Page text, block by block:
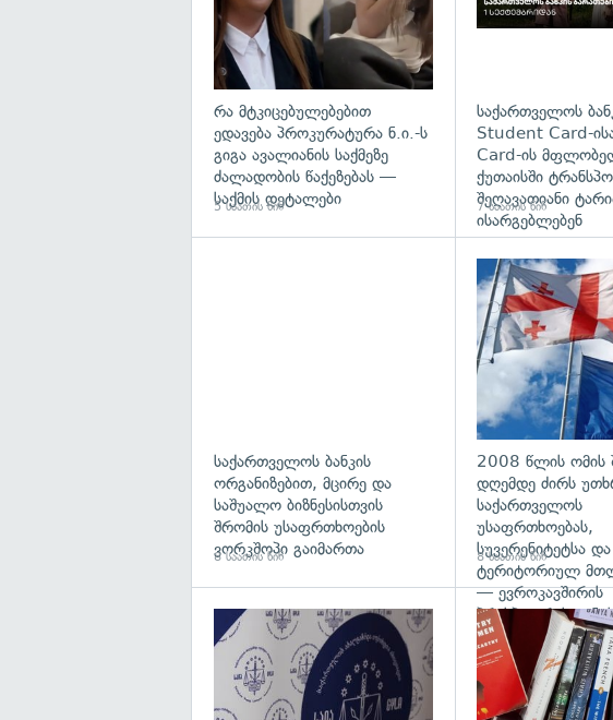
რა მტკიცებულებებით
ედავება პროკურატურა ნ.ი.-ს
გიგა ავალიანის საქმეზე
ძალადობის წაქეზებას —
საქმის დეტალები
5 საათის წინ
საქართველოს
Student Card-
Card-ის
ქუთაისში
შეღავათიანი
ისარგებლებენ
7 საათის წინ
საქართველოს ბანკის
ორგანიზებით, მცირე და
საშუალო ბიზნესისთვის
შრომის უსაფრთხოების
ვორკშოპი გაიმართა
8 საათის წინ
2008 წლის ომის
დღემდე ძირს
საქართველოს
უსაფრთხოებას,
სუვერენიტეტსა და
ტერიტორიულ
— ევროკავშირის
პრესპიკერის
8 საათის წინ
გადახედვა